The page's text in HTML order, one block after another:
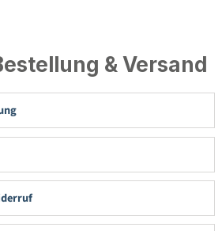
& Versand